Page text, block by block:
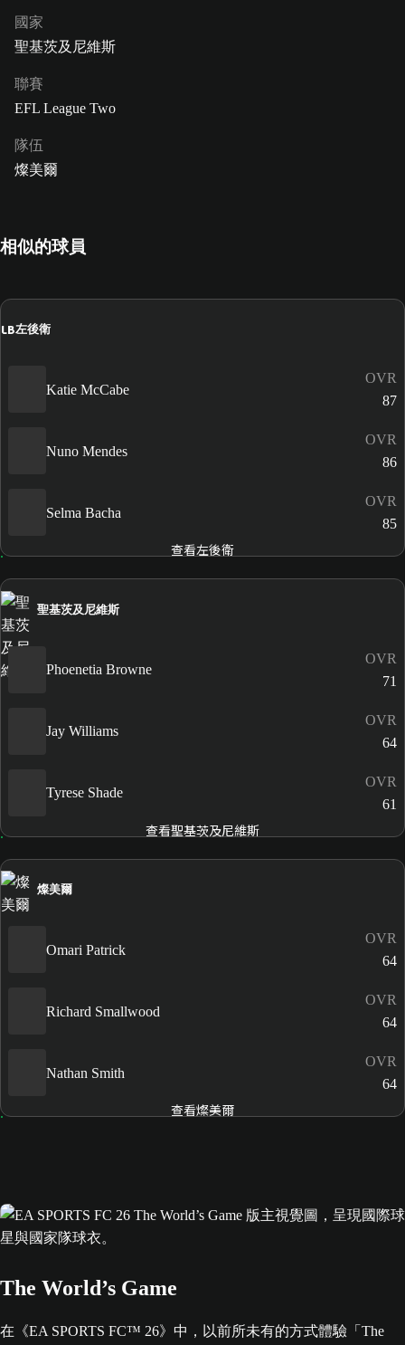
國家
聖基茨及尼維斯
聯賽
EFL League Two
隊伍
燦美爾
相似的球員
LB左後衛
Katie McCabe
OVR
87
Nuno Mendes
OVR
86
Selma Bacha
OVR
85
查看左後衛
聖基茨及尼維斯
Phoenetia Browne
OVR
71
Jay Williams
OVR
64
Tyrese Shade
OVR
61
查看聖基茨及尼維斯
燦美爾
Omari Patrick
OVR
64
Richard Smallwood
OVR
64
Nathan Smith
OVR
64
查看燦美爾
The World’s Game
在《EA SPORTS FC™ 26》中，以前所未有的方式體驗「The